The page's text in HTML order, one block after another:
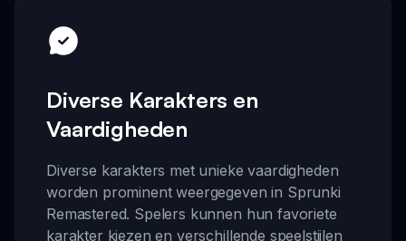
Diverse Karakters en
Vaardigheden
Diverse karakters met unieke vaardigheden
worden prominent weergegeven in Sprunki
Remastered. Spelers kunnen hun favoriete
karakter kiezen en verschillende speelstijlen